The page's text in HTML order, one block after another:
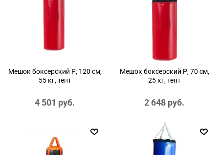
Мешок боксерский Р, 120 см,
55 кг, тент
4 501 руб.
Мешок боксерский Р, 70 см,
25 кг, тент
2 648 руб.